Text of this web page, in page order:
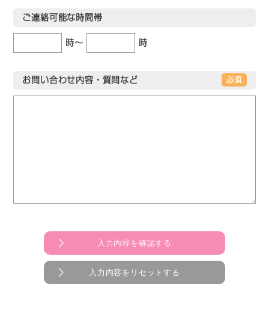
ご連絡可能な時間帯
時～ 時
お問い合わせ内容・質問など 必須